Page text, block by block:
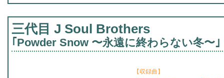
三代目 J Soul Brothers
｢Powder Snow 〜永遠に終わらない冬〜｣
【収録曲】